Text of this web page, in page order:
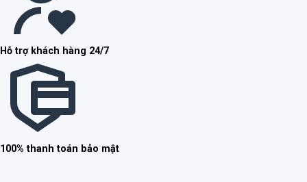
Hỗ trợ khách hàng 24/7
100% thanh toán bảo mật